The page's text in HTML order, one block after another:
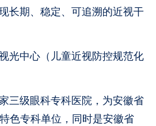
长期、稳定、可追溯的近视干
光中心（儿童近视防控规范化
三级眼科专科医院，为安徽省
色专科单位，同时是安徽省